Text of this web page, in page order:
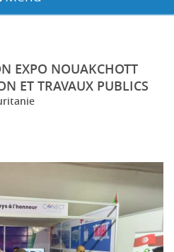
EXPO NOUAKCHOTT
ET TRAVAUX PUBLICS